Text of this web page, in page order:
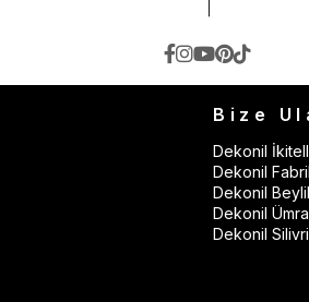
Bize
Dekonil
Dekonil
Dekonil
Dekonil
Dekonil Silivri